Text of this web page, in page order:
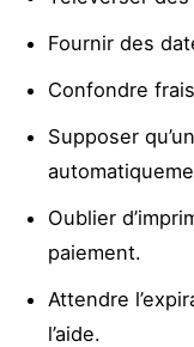
Fournir des
Confondre
Supposer
Oublier
paiement.
Attendre
l’aide.